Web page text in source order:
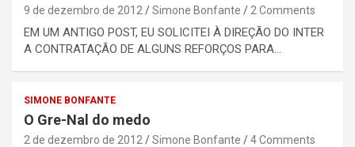
9 de dezembro de 2012 Simone Bonfante 2 Comments
EM UM ANTIGO POST, EU SOLICITEI À DIREÇÃO DO INTER
A CONTRATAÇÃO DE ALGUNS REFORÇOS PARA…
SIMONE BONFANTE
O Gre-Nal do medo
2 de dezembro de 2012 Simone Bonfante 4 Comments